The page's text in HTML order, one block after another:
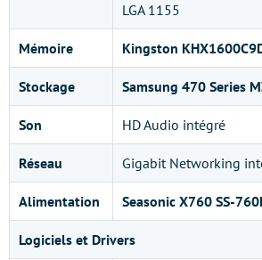
LGA 1155
Mémoire Kingston
Stockage Samsung 470 Series
Son HD Audio intégré
Réseau Gigabit Networking
Alimentation Seasonic X760 SS-
Logiciels et Drivers